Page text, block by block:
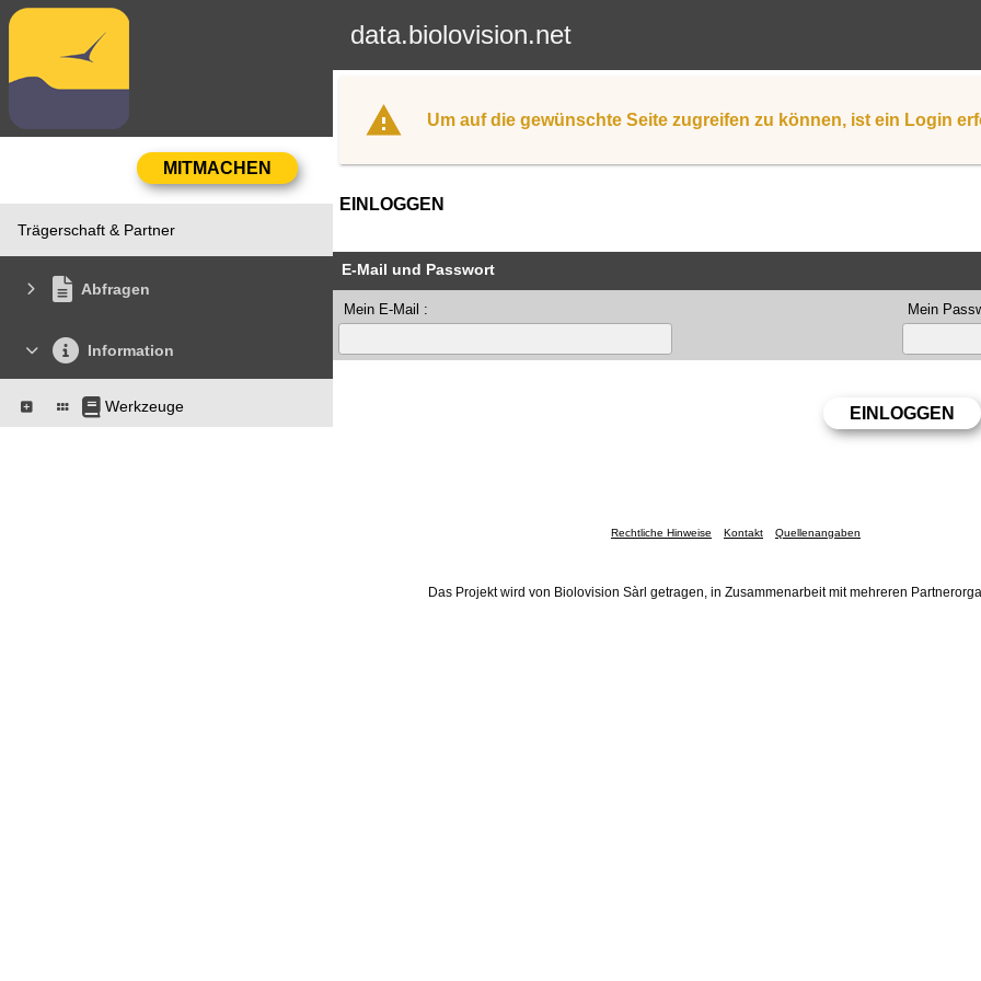
data.biolovision.net
Trägerschaft & Partner
Abfragen
Information
Werkzeuge
Um auf die gewünschte Seite zugreifen zu können, ist ein Login
EINLOGGEN
E-Mail und Passwort
Mein E-Mail : Mein
Rechtliche Hinweise Kontakt Quellenangaben
Das Projekt wird von Biolovision Sàrl getragen, in Zusammenarbeit mit mehreren